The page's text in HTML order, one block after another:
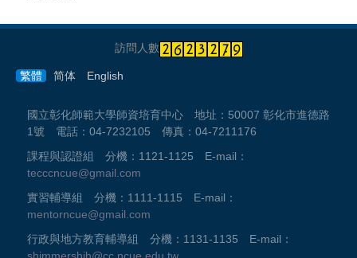
訪問人數
繁體 简体 English
國立彰化師範大學師資培育中心 地址：50007 彰化市進德路
1號 電話：04-7232105 傳真：04-7211176
課程與認證組 分機：1121-1125 E-mail：
tecccncue@gmail.com
實習輔導組 分機：1111-1115 E-mail：
mentorncue@gmail.com
行政與地方教育輔導組 分機：1131-1135 E-mail：